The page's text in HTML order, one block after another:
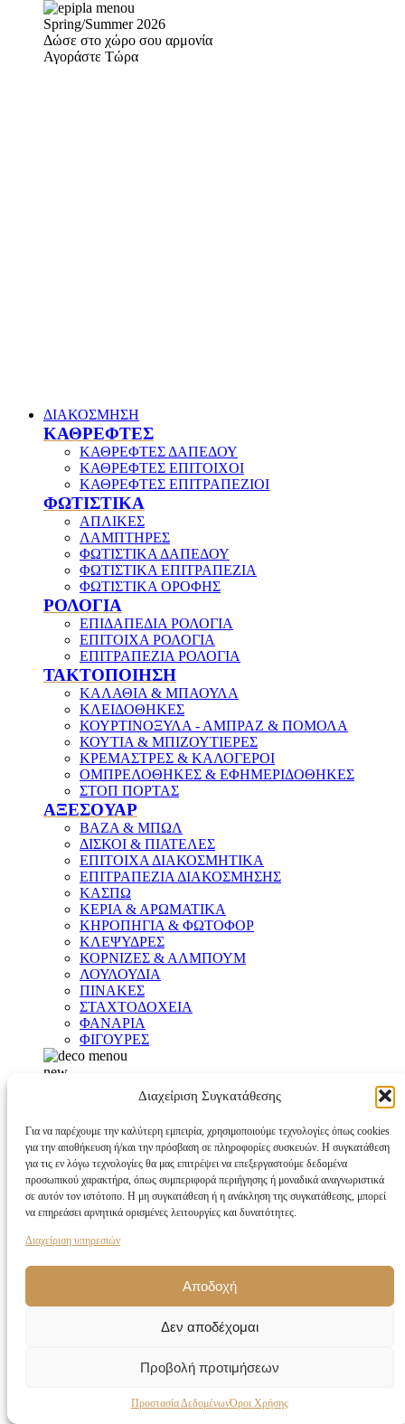
Διαχείριση Συγκατάθεσης
Για να παρέχουμε την καλύτερη εμπειρία, χρησιμοποιούμε τεχνολογίες όπως cookies
για την αποθήκευση ή/και την πρόσβαση σε πληροφορίες συσκευών. Η συγκατάθεση
για τις εν λόγω τεχνολογίες θα μας επιτρέψει να επεξεργαστούμε δεδομένα
προσωπικού χαρακτήρα, όπως συμπεριφορά περιήγησης ή μοναδικά αναγνωριστικά
σε αυτόν τον ιστότοπο. Η μη συγκατάθεση ή η ανάκληση της συγκατάθεσης, μπορεί
να επηρεάσει αρνητικά ορισμένες λειτουργίες και δυνατότητες.
Διαχείριση υπηρεσιών
Αποδοχή
Δεν αποδέχομαι
Προβολή προτιμήσεων
Προστασία ΔεδομένωνΌροι Χρήσης
Spring/Summer 2026
Δώσε στο χώρο σου αρμονία
Αγοράστε Τώρα
ΔΙΑΚΟΣΜΗΣΗ
ΚΑΘΡΕΦΤΕΣ
ΚΑΘΡΕΦΤΕΣ ΔΑΠΕΔΟΥ
ΚΑΘΡΕΦΤΕΣ ΕΠΙΤΟΙΧΟΙ
ΚΑΘΡΕΦΤΕΣ ΕΠΙΤΡΑΠΕΖΙΟΙ
ΦΩΤΙΣΤΙΚΑ
ΑΠΛΙΚΕΣ
ΛΑΜΠΤΗΡΕΣ
ΦΩΤΙΣΤΙΚΑ ΔΑΠΕΔΟΥ
ΦΩΤΙΣΤΙΚΑ ΕΠΙΤΡΑΠΕΖΙΑ
ΦΩΤΙΣΤΙΚΑ ΟΡΟΦΗΣ
ΡΟΛΟΓΙΑ
ΕΠΙΔΑΠΕΔΙΑ ΡΟΛΟΓΙΑ
ΕΠΙΤΟΙΧΑ ΡΟΛΟΓΙΑ
ΕΠΙΤΡΑΠΕΖΙΑ ΡΟΛΟΓΙΑ
ΤΑΚΤΟΠΟΙΗΣΗ
ΚΑΛΑΘΙΑ & ΜΠΑΟΥΛΑ
ΚΛΕΙΔΟΘΗΚΕΣ
ΚΟΥΡΤΙΝΟΞΥΛΑ - ΑΜΠΡΑΖ & ΠΟΜΟΛΑ
ΚΟΥΤΙΑ & ΜΠΙΖΟΥΤΙΕΡΕΣ
ΚΡΕΜΑΣΤΡΕΣ & ΚΑΛΟΓΕΡΟΙ
ΟΜΠΡΕΛΟΘΗΚΕΣ & ΕΦΗΜΕΡΙΔΟΘΗΚΕΣ
ΣΤΟΠ ΠΟΡΤΑΣ
ΑΞΕΣΟΥΑΡ
ΒΑΖΑ & ΜΠΩΛ
ΔΙΣΚΟΙ & ΠΙΑΤΕΛΕΣ
ΕΠΙΤΟΙΧΑ ΔΙΑΚΟΣΜΗΤΙΚΑ
ΕΠΙΤΡΑΠΕΖΙΑ ΔΙΑΚΟΣΜΗΣΗΣ
ΚΑΣΠΩ
ΚΕΡΙΑ & ΑΡΩΜΑΤΙΚΑ
ΚΗΡΟΠΗΓΙΑ & ΦΩΤΟΦΟΡ
ΚΛΕΨΥΔΡΕΣ
ΚΟΡΝΙΖΕΣ & ΑΛΜΠΟΥΜ
ΛΟΥΛΟΥΔΙΑ
ΠΙΝΑΚΕΣ
ΣΤΑΧΤΟΔΟΧΕΙΑ
ΦΑΝΑΡΙΑ
ΦΙΓΟΥΡΕΣ
new
Διακόσμηση που ξεχωρίζει